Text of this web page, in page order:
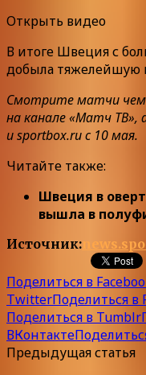
Открыть видео
В итоге Швеция с
добыла тяжелейшую
Смотрите матчи
на канале «Матч ТВ»,
и sportbox.ru с 10 мая.
Читайте также:
Швеция в
вышла в
Источник:
Поделиться в
TwitterПоделиться в
Поделиться в Tumblr
ВКонтакте
Предыдущая статья